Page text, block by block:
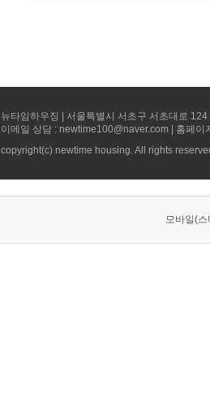
뉴타임하우징 | 서울특별시 서초구 서초대로
이메일 상담 : newtime100@naver.com | 홈페
copyright(c) newtime housing. All rights
모바일(